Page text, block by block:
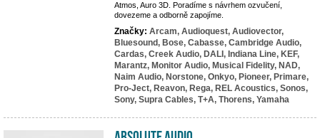
Atmos, Auro 3D. Poradíme s návrhem ozvučení,
dovezeme a odborně zapojíme.
Značky: Arcam, Audioquest, Audiovector,
Bluesound, Bose, Cabasse, Cambridge Audio,
Cardas, Creek Audio, DALI, Indiana Line, KEF,
Marantz, Monitor Audio, Musical Fidelity, NAD,
Naim Audio, Norstone, Onkyo, Pioneer, Primare,
Pro-Ject, Reavon, Rega, REL Acoustics, Sonos,
Sony, Supra Cables, T+A, Thorens, Yamaha